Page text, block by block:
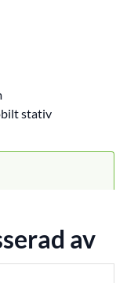
stativ
av